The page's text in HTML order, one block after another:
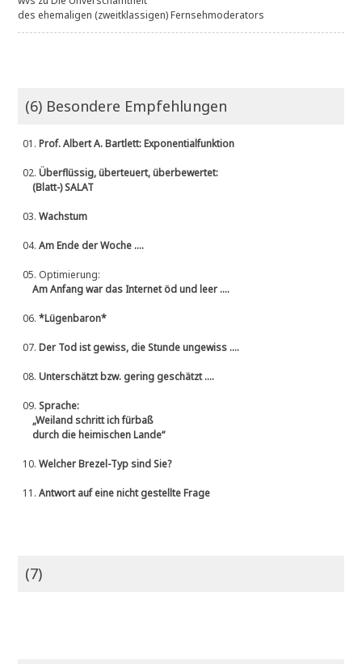
des ehemaligen (zweitklassigen) Fernsehmoderators
(6) Besondere Empfehlungen
01.Prof. Albert A. Bartlett: Exponentialfunktion
02.Überflüssig, überteuert, überbewertet:
(Blatt-) SALAT
03.Wachstum
04.Am Ende der Woche ....
05. Optimierung:
Am Anfang war das Internet öd und leer ....
06.*Lügenbaron*
07.Der Tod ist gewiss, die Stunde ungewiss ....
08.Unterschätzt bzw. gering geschätzt ....
09.Sprache:
„Weiland schritt ich fürbaß
durch die heimischen Lande“
10.Welcher Brezel-Typ sind Sie?
11.Antwort auf eine nicht gestellte Frage
(7)